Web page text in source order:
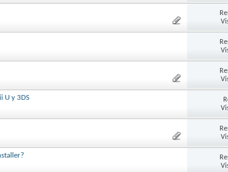
U y 3DS